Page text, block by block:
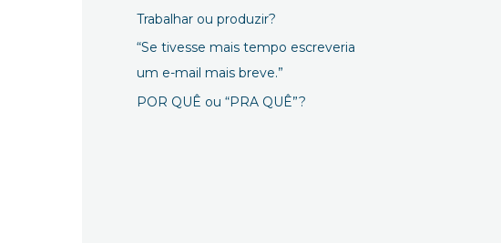
Trabalhar ou produzir?
“Se tivesse mais tempo escreveria
um e-mail mais breve.”
POR QUÊ ou “PRA QUÊ”?